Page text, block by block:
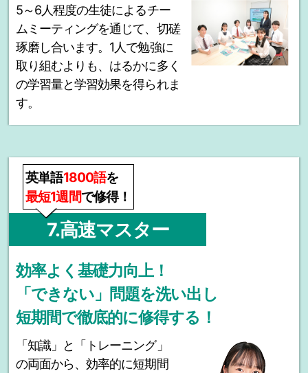
5～6人程度の生徒によるチー
ムミーティングを通じて、切磋
琢磨し合います。1人で勉強に
取り組むよりも、はるかに多く
の学習量と学習効果を得られま
す。
英単語1800語を
最短1週間で修得！
7.高速マスター
効率よく基礎力向上！
「できない」問題を洗い出し
短期間で徹底的に修得する！
「知識」と「トレーニング」
の両面から、効率的に短期間